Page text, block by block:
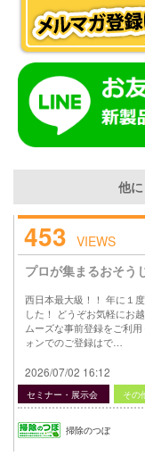
他
453 VIEWS
プロが集まるおそう
西日本最大級！！ 年に１
した！ どうぞお気軽にお
ムーズな事前登録をご利
ォンでのご登録はで…
2026/07/02 16:12
セミナー・展示会 その
掃除のつぼ